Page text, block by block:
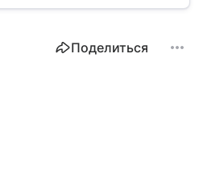
Поделиться